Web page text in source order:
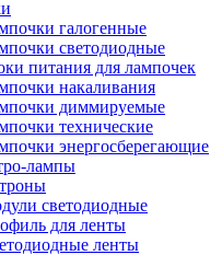
галогенные
светодиодные
питания для лампочек
накаливания
диммируемые
технические
энергосберегающие
лампы
светодиодные
для ленты
ленты